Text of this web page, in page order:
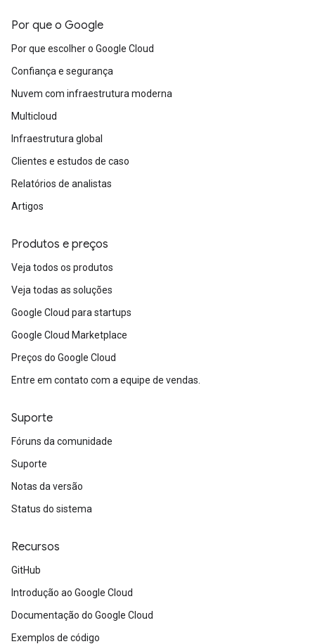
Por que o Google
Por que escolher o Google Cloud
Confiança e segurança
Nuvem com infraestrutura moderna
Multicloud
Infraestrutura global
Clientes e estudos de caso
Relatórios de analistas
Artigos
Produtos e preços
Veja todos os produtos
Veja todas as soluções
Google Cloud para startups
Google Cloud Marketplace
Preços do Google Cloud
Entre em contato com a equipe de vendas.
Suporte
Fóruns da comunidade
Suporte
Notas da versão
Status do sistema
Recursos
GitHub
Introdução ao Google Cloud
Documentação do Google Cloud
Exemplos de código